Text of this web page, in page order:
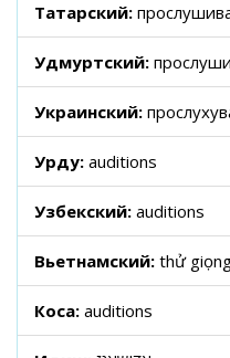
Татарский:
Удмуртский:
Украинский:
Урду: auditions
Узбекский: auditions
Вьетнамский: thử
Коса: auditions